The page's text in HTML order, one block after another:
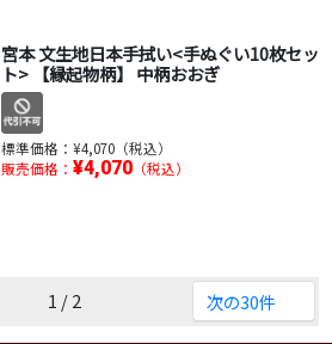
宮本 文生地日本手拭い<手ぬぐい10枚セッ
ト> 【縁起物柄】 中柄おおぎ
標準価格： ¥4,070（税込）
販売価格： ¥4,070（税込）
1 / 2 次の30件